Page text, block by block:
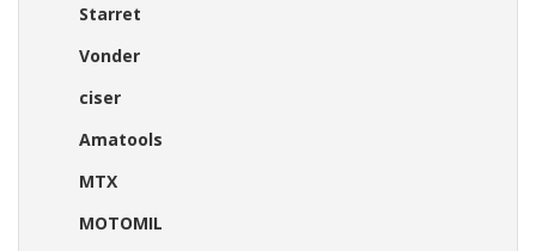
Starret
Vonder
ciser
Amatools
MTX
MOTOMIL